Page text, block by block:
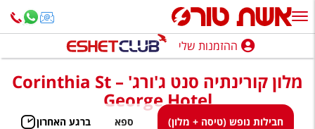
ההזמנות שלי
נופש בארץ
חופשה לפי סגנון
ההזמנות שלי
מלון קורינתיה סנט ג'ורג' – Corinthia St
George Hotel
חבילות נופש (טיסה + מלון) ספא ברגע האחרון